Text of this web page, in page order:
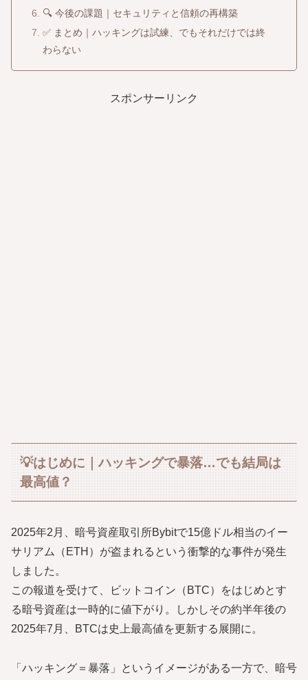
🔍 今後の課題｜セキュリティと信頼の再構築
✅ まとめ｜ハッキングは試練、でもそれだけでは終
わらない
スポンサーリンク
💡はじめに｜ハッキングで暴落…でも結局は
最高値？
2025年2月、暗号資産取引所Bybitで15億ドル相当のイー
サリアム（ETH）が盗まれるという衝撃的な事件が発生
しました。
この報道を受けて、ビットコイン（BTC）をはじめとす
る暗号資産は一時的に値下がり。しかしその約半年後の
2025年7月、BTCは史上最高値を更新する展開に。
「ハッキング＝暴落」というイメージがある一方で、暗号